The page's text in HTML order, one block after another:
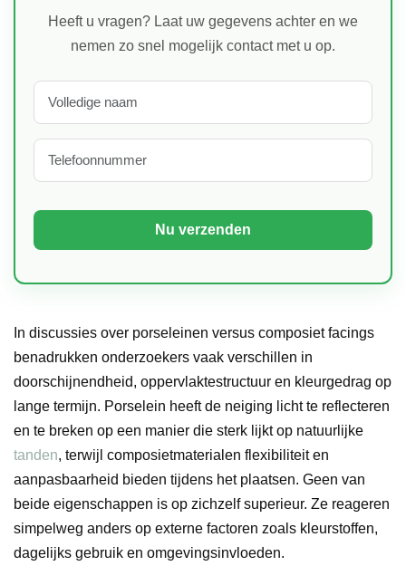
Heeft u vragen? Laat uw gegevens achter en we
nemen zo snel mogelijk contact met u op.
In discussies over porseleinen versus composiet facings
benadrukken onderzoekers vaak verschillen in
doorschijnendheid, oppervlaktestructuur en kleurgedrag op
lange termijn. Porselein heeft de neiging licht te reflecteren
en te breken op een manier die sterk lijkt op natuurlijke
tanden, terwijl composietmaterialen flexibiliteit en
aanpasbaarheid bieden tijdens het plaatsen. Geen van
beide eigenschappen is op zichzelf superieur. Ze reageren
simpelweg anders op externe factoren zoals kleurstoffen,
dagelijks gebruik en omgevingsinvloeden.